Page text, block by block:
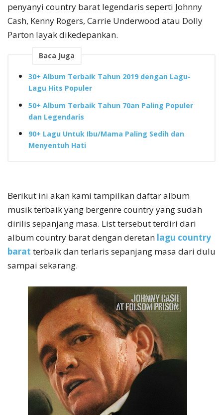
penyanyi country barat legendaris seperti Johnny
Cash, Kenny Rogers, Carrie Underwood atau Dolly
Parton layak dikedepankan.
Baca Juga
30+ Album Terbaik Tahun 2019 dengan Lagu-
Lagu Hits Populer
50+ Album Terbaik Tahun 70an Paling Populer
dan Legendaris
90+ Lagu Untuk Ibu/Mama Paling Sedih dan
Menyentuh Hati
Berikut ini akan kami tampilkan daftar album
musik terbaik yang bergenre country yang sudah
dirilis sepanjang masa. List tersebut terdiri dari
album country barat dengan deretan lagu country
barat terbaik dan terlaris sepanjang masa dari dulu
sampai sekarang.